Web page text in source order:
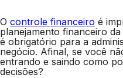
O controle financeiro é
planejamento financeiro
é obrigatório para a
negócio. Afinal, se você
entrando e saindo como
decisões?